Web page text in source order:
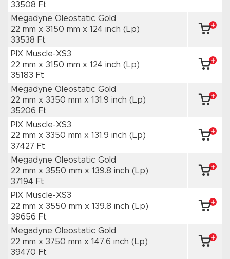
33508 Ft
Megadyne Oleostatic Gold
22 mm x 3150 mm x 124 inch (Lp)
33538 Ft
PIX Muscle-XS3
22 mm x 3150 mm x 124 inch (Lp)
35183 Ft
Megadyne Oleostatic Gold
22 mm x 3350 mm x 131.9 inch (Lp)
35206 Ft
PIX Muscle-XS3
22 mm x 3350 mm x 131.9 inch (Lp)
37427 Ft
Megadyne Oleostatic Gold
22 mm x 3550 mm x 139.8 inch (Lp)
37194 Ft
PIX Muscle-XS3
22 mm x 3550 mm x 139.8 inch (Lp)
39656 Ft
Megadyne Oleostatic Gold
22 mm x 3750 mm x 147.6 inch (Lp)
39470 Ft